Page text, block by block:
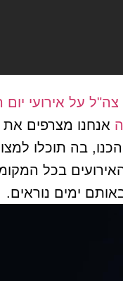
אנחנו מצרפים
בה תוכלו
בכל
ימים נוראים.